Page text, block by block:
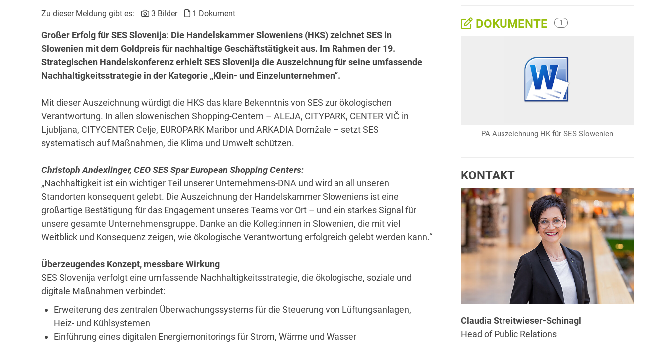
Zu dieser Meldung gibt es: 3 Bilder 1 Dokument
Großer Erfolg für SES Slovenija: Die Handelskammer Sloweniens (HKS) zeichnet SES in
Slowenien mit dem Goldpreis für nachhaltige Geschäftstätigkeit aus. Im Rahmen der 19.
Strategischen Handelskonferenz erhielt SES Slovenija die Auszeichnung für seine umfassende
Nachhaltigkeitsstrategie in der Kategorie „Klein- und Einzelunternehmen“.
Mit dieser Auszeichnung würdigt die HKS das klare Bekenntnis von SES zur ökologischen
Verantwortung. In allen slowenischen Shopping-Centern – ALEJA, CITYPARK, CENTER VIČ in
Ljubljana, CITYCENTER Celje, EUROPARK Maribor und ARKADIA Domžale – setzt SES
systematisch auf Maßnahmen, die Klima und Umwelt schützen.
Christoph Andexlinger, CEO SES Spar European Shopping Centers:
„Nachhaltigkeit ist ein wichtiger Teil unserer Unternehmens-DNA und wird an all unseren
Standorten konsequent gelebt. Die Auszeichnung der Handelskammer Sloweniens ist eine
großartige Bestätigung für das Engagement unseres Teams vor Ort – und ein starkes Signal für
unsere gesamte Unternehmensgruppe. Danke an die Kolleg:innen in Slowenien, die mit viel
Weitblick und Konsequenz zeigen, wie ökologische Verantwortung erfolgreich gelebt werden kann.“
Überzeugendes Konzept, messbare Wirkung
SES Slovenija verfolgt eine umfassende Nachhaltigkeitsstrategie, die ökologische, soziale und
digitale Maßnahmen verbindet:
Erweiterung des zentralen Überwachungssystems für die Steuerung von Lüftungsanlagen,
Heiz- und Kühlsystemen
Einführung eines digitalen Energiemonitorings für Strom, Wärme und Wasser
DOKUMENTE 1
PA Auszeichnung HK für SES Slowenien
KONTAKT
Claudia Streitwieser-Schinagl
Head of Public Relations